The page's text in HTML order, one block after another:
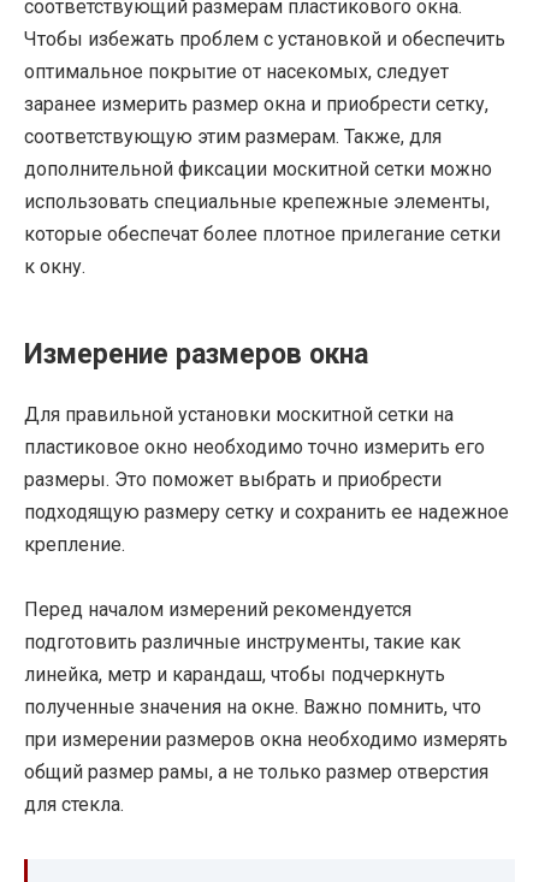
соответствующий размерам пластикового окна.
Чтобы избежать проблем с установкой и обеспечить
оптимальное покрытие от насекомых, следует
заранее измерить размер окна и приобрести сетку,
соответствующую этим размерам. Также, для
дополнительной фиксации москитной сетки можно
использовать специальные крепежные элементы,
которые обеспечат более плотное прилегание сетки
к окну.
Измерение размеров окна
Для правильной установки москитной сетки на
пластиковое окно необходимо точно измерить его
размеры. Это поможет выбрать и приобрести
подходящую размеру сетку и сохранить ее надежное
крепление.
Перед началом измерений рекомендуется
подготовить различные инструменты, такие как
линейка, метр и карандаш, чтобы подчеркнуть
полученные значения на окне. Важно помнить, что
при измерении размеров окна необходимо измерять
общий размер рамы, а не только размер отверстия
для стекла.